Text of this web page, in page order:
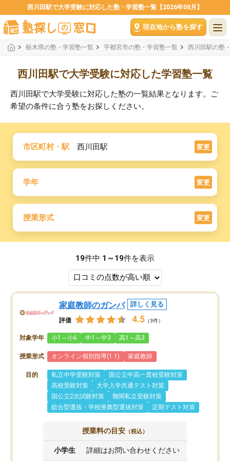
西川田駅で大学受験に対応した塾・学習塾一覧【2026年08月】
現在地から塾を探す
栃木県の塾・学習塾一覧 宇都宮市の塾・学習塾一覧 西川田駅の塾
西川田駅で大学受験に対応した学習塾一覧
西川田駅で大学受験に対応した塾の一覧結果となります。ご
希望の条件に合う塾をお探しください。
市区町村・駅 西川田駅 変更
学年 変更
授業形式 変更
19件中 1～19件を表示
家庭教師のガンバ 詳しく見る
評価 4.5 （3件）
対象学年 小1～小6 中1～中3 高1～高3
授業形式 オンライン個別指導(1:1) 家庭教師
目的 私立中学受験対策
国公立中高一貫校受験対策
高校受験対策
大学入学共通テスト対策
国公立2次試験対策
難関私立受験対策
総合型選抜・学校推薦型選抜対策
定期テスト対策
授業料の目安 （税込）
小学生 詳細はお問い合わせください